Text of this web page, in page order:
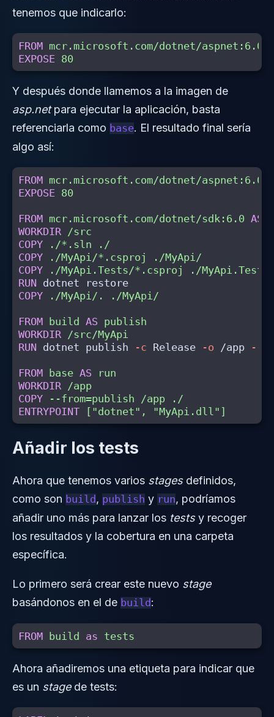
tenemos que indicarlo:
FROM mcr.microsoft.com/dotnet/aspnet:6.0
EXPOSE 80
Y después donde llamemos a la imagen de
asp.netpara ejecutar la aplicación, basta
referenciarla como base. El resultado final sería
algo así:
FROM mcr.microsoft.com/dotnet/aspnet:6.0
EXPOSE 80
FROM mcr.microsoft.com/dotnet/sdk:6.0 AS
WORKDIR /src
COPY ./*.sln ./
COPY ./MyApi/*.csproj ./MyApi/
COPY ./MyApi.Tests/*.csproj ./
RUN
COPY ./MyApi/. ./MyApi/
FROM build AS
publish
WORKDIR /src/MyApi
RUN dotnet publish -c Release -o /app --
FROM base AS
run
WORKDIR /app
COPY --from=publish /app ./
ENTRYPOINT ["dotnet", "MyApi.dll"]
Añadir los tests
Ahora que tenemos varios stagesdefinidos,
como son build , publish y run, podríamos
añadir uno más para lanzar los testsy recoger
los resultados y la cobertura en una carpeta
específica.
Lo primero será crear este nuevo stage
basándonos en el de build :
FROM build as tests
Ahora añadiremos una etiqueta para indicar que
es un stagede tests: